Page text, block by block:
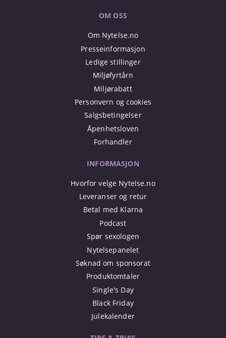
OM OSS
Om Nytelse.no
Presseinformasjon
Ledige stillinger
Miljøfyrtårn
Miljørabatt
Personvern og cookies
Salgsbetingelser
Åpenhetsloven
Forhandler
INFORMASJON
Hvorfor velge Nytelse.no
Leveranser og retur
Betal med Klarna
Podcast
Spør sexologen
Nytelsepanelet
Søknad om sponsorat
Produktomtaler
Single's Day
Black Friday
Julekalender